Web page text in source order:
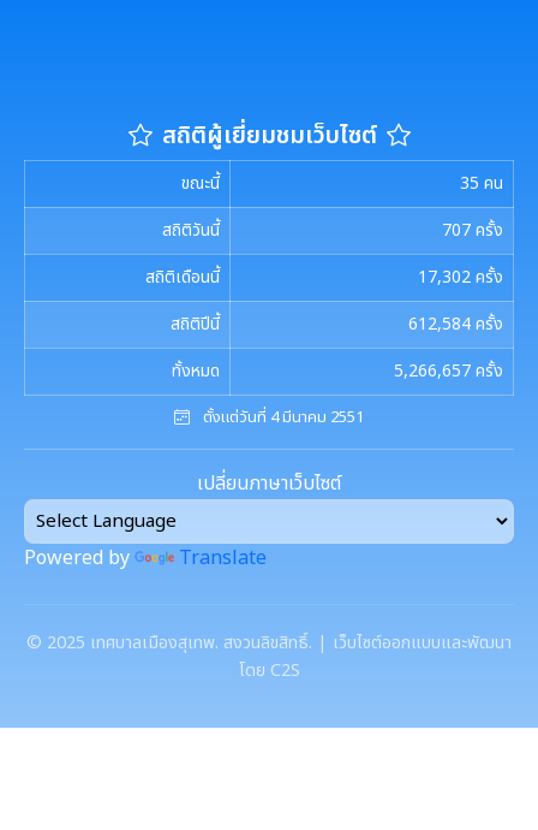
สถิติผู้เยี่ยมชมเว็บไซต์
ขณะนี้ 35 คน
สถิติวันนี้
707ครั้ง
สถิติเดือนนี้
17,302ครั้ง
สถิติปีนี้
612,584ครั้ง
ทั้งหมด
5,266,657ครั้ง
ตั้งแต่วันที่ 4 มีนาคม 2551
เปลี่ยนภาษาเว็บไซต์
Powered by Translate
© 2025 เทศบาลเมืองสุเทพ. สงวนลิขสิทธิ์. | เว็บไซต์ออกแบบและพัฒนา
โดย C2S